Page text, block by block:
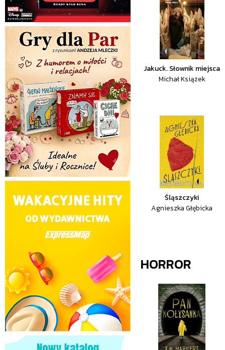
Jakuck. Słownik miejsca
Michał Książek
Śląszczyki
Agnieszka Głębicka
HORROR